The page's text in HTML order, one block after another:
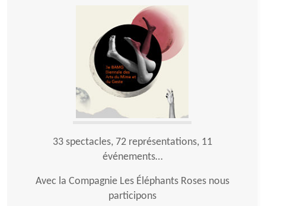
33 spectacles, 72 représentations, 11
événements…
Avec la Compagnie Les Éléphants Roses nous
participons